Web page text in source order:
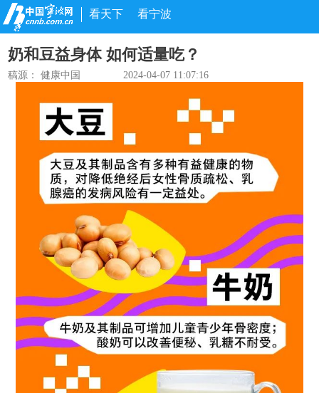
看天下 看宁波
奶和豆益身体 如何适量吃？
稿源：健康中国 2024-04-07 11:07:16